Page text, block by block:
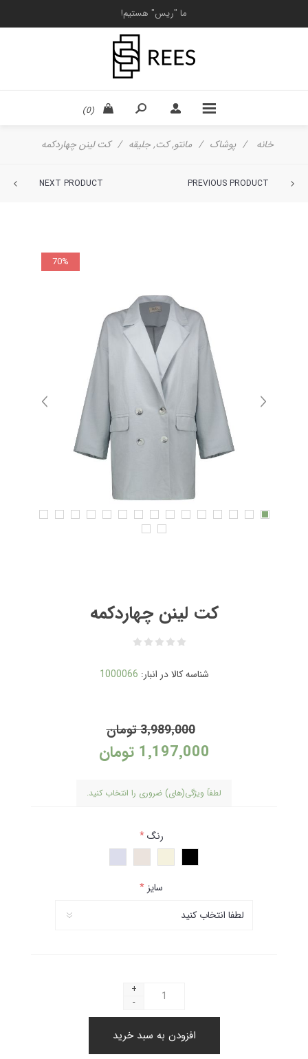
ما "ریس" هستیم!
(0)
خانه / پوشاک / مانتو, کت, جلیقه / كت لينن چهاردكمه
PREVIOUS PRODUCT
NEXT PRODUCT
70%
كت لينن چهاردكمه
شناسه کالا در انبار: 1000066
3٬989٬000 تومان
1٬197٬000 تومان
لطفاً ویژگی(های) ضروری را انتخاب کنید.
رنگ*
سایز *
+
-
افزودن به سبد خرید